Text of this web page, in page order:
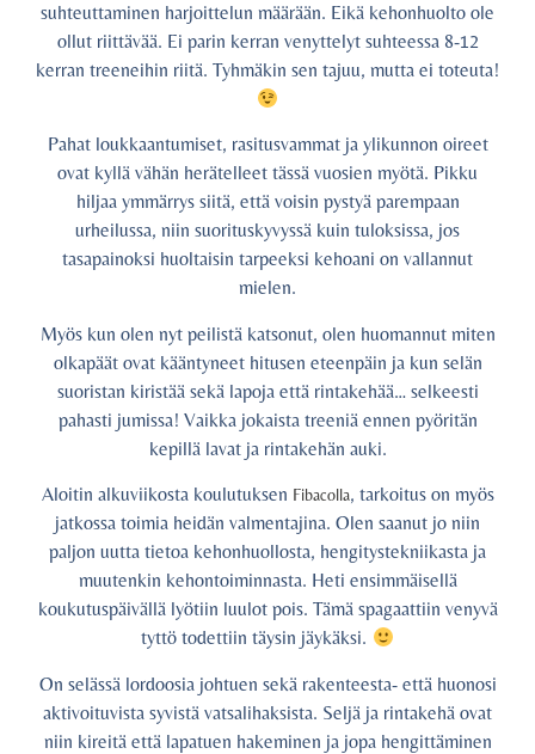
suhteuttaminen harjoittelun määrään. Eikä kehonhuolto ole
ollut riittävää. Ei parin kerran venyttelyt suhteessa 8-12
kerran treeneihin riitä. Tyhmäkin sen tajuu, mutta ei toteuta!
Pahat loukkaantumiset, rasitusvammat ja ylikunnon oireet
ovat kyllä vähän herätelleet tässä vuosien myötä. Pikku
hiljaa ymmärrys siitä, että voisin pystyä parempaan
urheilussa, niin suorituskyvyssä kuin tuloksissa, jos
tasapainoksi huoltaisin tarpeeksi kehoani on vallannut
mielen.
Myös kun olen nyt peilistä katsonut, olen huomannut miten
olkapäät ovat kääntyneet hitusen eteenpäin ja kun selän
suoristan kiristää sekä lapoja että rintakehää… selkeesti
pahasti jumissa! Vaikka jokaista treeniä ennen pyöritän
kepillä lavat ja rintakehän auki.
Aloitin alkuviikosta koulutuksen Fibacolla, tarkoitus on myös
jatkossa toimia heidän valmentajina. Olen saanut jo niin
paljon uutta tietoa kehonhuollosta, hengitystekniikasta ja
muutenkin kehontoiminnasta. Heti ensimmäisellä
koukutuspäivällä lyötiin luulot pois. Tämä spagaattiin venyvä
tyttö todettiin täysin jäykäksi.
On selässä lordoosia johtuen sekä rakenteesta- että huonosi
aktivoituvista syvistä vatsalihaksista. Seljä ja rintakehä ovat
niin kireitä että lapatuen hakeminen ja jopa hengittäminen